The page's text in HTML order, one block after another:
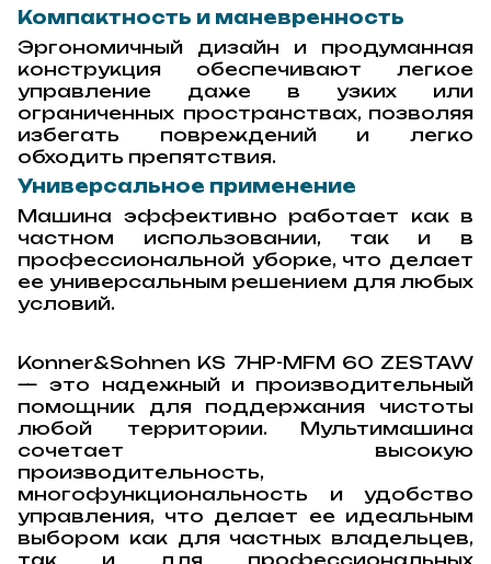
Компактность и маневренность
Эргономичный дизайн и продуманная
конструкция обеспечивают легкое
управление даже в узких или
ограниченных пространствах, позволяя
избегать повреждений и легко
обходить препятствия.
Универсальное применение
Машина эффективно работает как в
частном использовании, так и в
профессиональной уборке, что делает
ее универсальным решением для любых
условий.
Konner&Sohnen KS 7HP-MFM 60 ZESTAW
— это надежный и производительный
помощник для поддержания чистоты
любой территории. Мультимашина
сочетает высокую
производительность,
многофункциональность и удобство
управления, что делает ее идеальным
выбором как для частных владельцев,
так и для профессиональных